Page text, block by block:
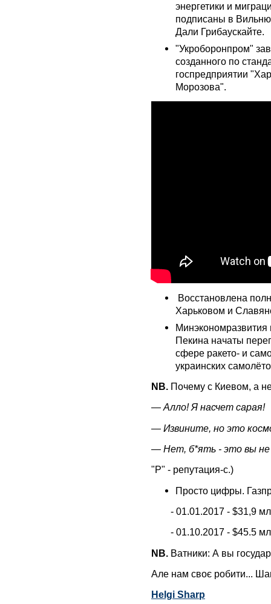
энергетики и
подписаны в
Дали Грибаускайте.
"Укроборонпром"
созданного по
госпредприятии
Морозова".
Восстановлена
Харьковом и
Минэкономразвития
Пекина начаты
сфере ракето- и
украинских
NB. Почему с Киевом, а
— Алло! Я насчет сарая!
— Извините, но это
— Нет, б*ять - это вы не
"Р" - репутация-с.)
Просто цифры.
- 01.01.2017 - $31,9
- 01.10.2017 - $45.5
NB. Ватники: А вы
Але нам своє робити...
Helgi Sharp